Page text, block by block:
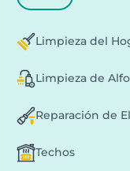
Limpieza del
Limpieza de
Reparación de
Techos